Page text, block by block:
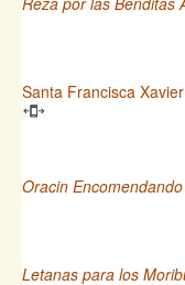
Santa Francisca
Oracin
Letanas para los